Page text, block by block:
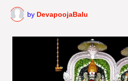
by DevapoojaBalu